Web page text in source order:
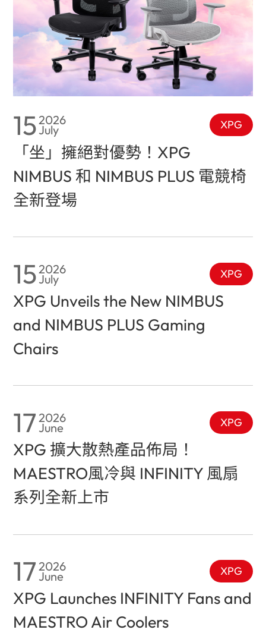
152026
July XPG
「坐」擁絕對優勢！XPG
NIMBUS 和 NIMBUS PLUS 電競椅
全新登場
15 2026
July XPG
XPG Unveils the New NIMBUS
and NIMBUS PLUS Gaming
Chairs
17 2026
June XPG
XPG 擴大散熱產品佈局！
MAESTRO風冷與 INFINITY 風扇
系列全新上市
17 2026
June XPG
XPG Launches INFINITY Fans and
MAESTRO Air Coolers